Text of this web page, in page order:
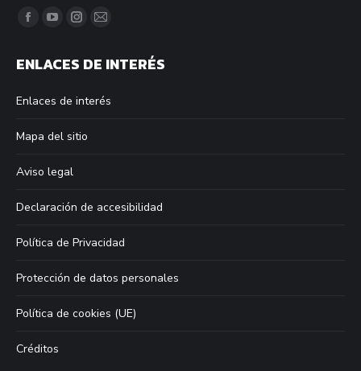
Find us on:
Facebook
opens
new
window
YouTube
opens
new
window
Instagram
opens
new
window
Mail
opens
new
ENLACES DE INTERÉS
Enlaces de interés
Mapa del sitio
Aviso legal
Declaración de accesibilidad
Política de Privacidad
Protección de datos personales
Política de cookies (UE)
Créditos